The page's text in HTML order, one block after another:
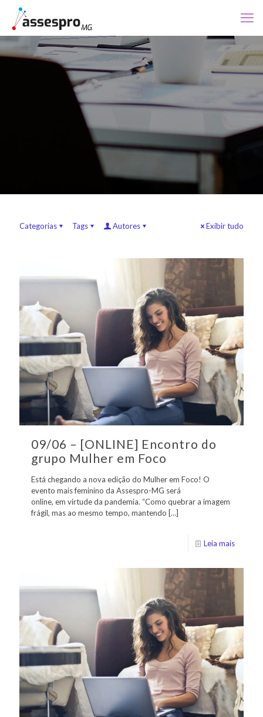
Categorias Tags Autores Exibir tudo
09/06 – [ONLINE] Encontro do
grupo Mulher em Foco
Está chegando a nova edição do Mulher em Foco! O
evento mais feminino da Assespro-MG será
online, em virtude da pandemia. “Como quebrar a imagem
frágil, mas ao mesmo tempo, mantendo […]
Leia mais